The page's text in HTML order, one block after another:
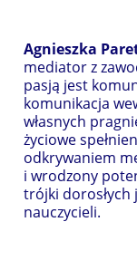
Agnieszka
mediator z
pasją jest
komunikacja
własnych
życiowe
odkrywaniem
i wrodzony
trójki dorosłych
nauczycieli.